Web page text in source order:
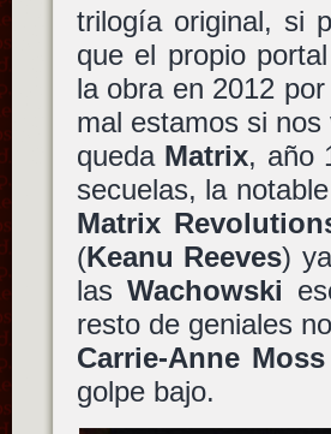
trilogía original, si
que el propio
la obra en 2012
mal estamos si
queda Matrix, año
secuelas, la notable
Matrix
(Keanu Reeves)
las Wachowski
resto de geniales
Carrie-Anne Moss
golpe bajo.